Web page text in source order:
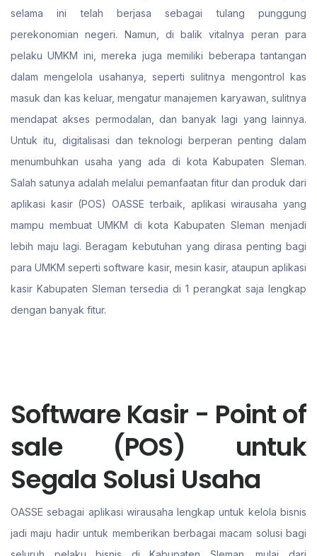
selama ini telah berjasa sebagai tulang punggung
perekonomian negeri. Namun, di balik vitalnya peran para
pelaku UMKM ini, mereka juga memiliki beberapa tantangan
dalam mengelola usahanya, seperti sulitnya mengontrol kas
masuk dan kas keluar, mengatur manajemen karyawan, sulitnya
mendapat akses permodalan, dan banyak lagi yang lainnya.
Untuk itu, digitalisasi dan teknologi berperan penting dalam
menumbuhkan usaha yang ada di kota Kabupaten Sleman.
Salah satunya adalah melalui pemanfaatan fitur dan produk dari
aplikasi kasir (POS) OASSE terbaik, aplikasi wirausaha yang
mampu membuat UMKM di kota Kabupaten Sleman menjadi
lebih maju lagi. Beragam kebutuhan yang dirasa penting bagi
para UMKM seperti software kasir, mesin kasir, ataupun aplikasi
kasir Kabupaten Sleman tersedia di 1 perangkat saja lengkap
dengan banyak fitur.
Software Kasir - Point of
sale (POS) untuk
Segala Solusi Usaha
OASSE sebagai aplikasi wirausaha lengkap untuk kelola bisnis
jadi maju hadir untuk memberikan berbagai macam solusi bagi